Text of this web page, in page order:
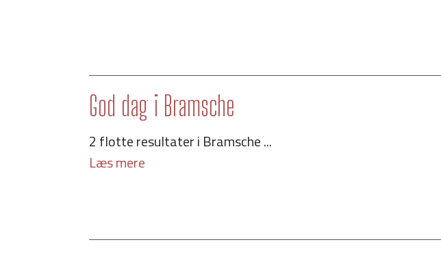
God dag i Bramsche
2 flotte resultater i Bramsche ...
Læs mere